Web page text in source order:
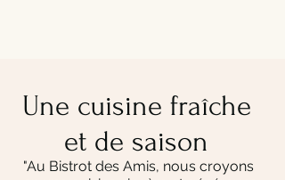
Une cuisine fraîche
et de saison
"Au Bistrot des Amis, nous croyons